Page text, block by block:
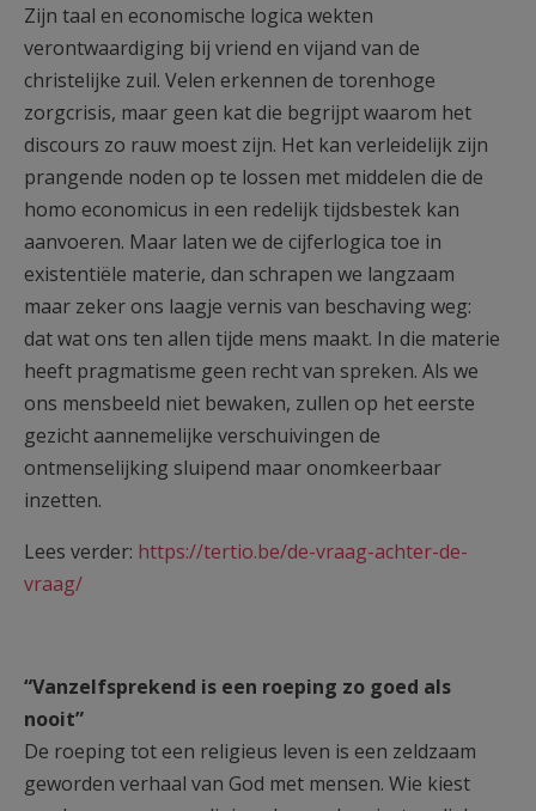
Zijn taal en economische logica wekten
verontwaardiging bij vriend en vijand van de
christelijke zuil. Velen erkennen de torenhoge
zorgcrisis, maar geen kat die begrijpt waarom het
discours zo rauw moest zijn. Het kan verleidelijk zijn
prangende noden op te lossen met middelen die de
homo economicus in een redelijk tijdsbestek kan
aanvoeren. Maar laten we de cijferlogica toe in
existentiële materie, dan schrapen we langzaam
maar zeker ons laagje vernis van beschaving weg:
dat wat ons ten allen tijde mens maakt. In die materie
heeft pragmatisme geen recht van spreken. Als we
ons mensbeeld niet bewaken, zullen op het eerste
gezicht aannemelijke verschuivingen de
ontmenselijking sluipend maar onomkeerbaar
inzetten.
Lees verder: https://tertio.be/de-vraag-achter-de-
vraag/
“Vanzelfsprekend is een roeping zo goed als
nooit”
De roeping tot een religieus leven is een zeldzaam
geworden verhaal van God met mensen. Wie kiest